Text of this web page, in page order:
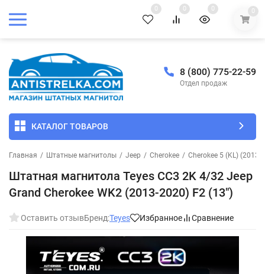
0 0 0 0
8 (800) 775-22-59
Отдел продаж
КАТАЛОГ ТОВАРОВ
Главная / Штатные магнитолы / Jeep / Cherokee / Cherokee 5 (KL) (2013-
Штатная магнитола Teyes CC3 2K 4/32 Jeep
Grand Cherokee WK2 (2013-2020) F2 (13")
Оставить отзывБренд:Teyes Избранное Сравнение